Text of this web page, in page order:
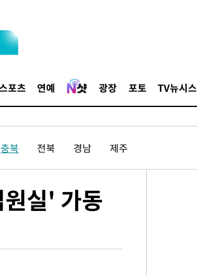
포츠 연예 광장 포토 TV뉴시스
충북 전북 경남 제주
실' 가동